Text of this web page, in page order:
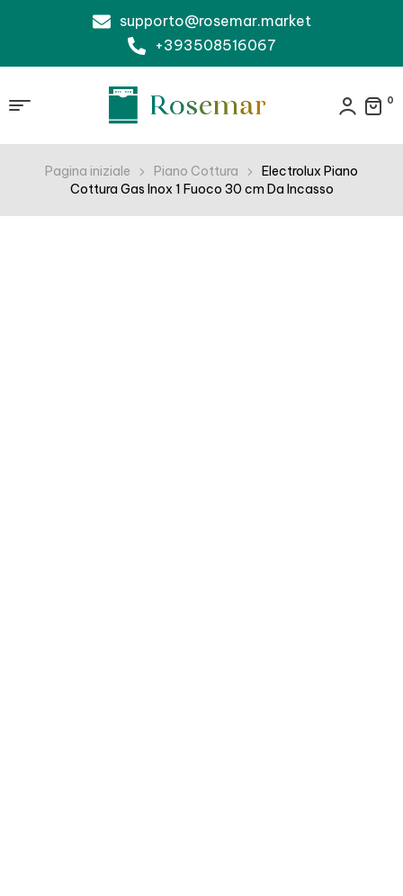
supporto@rosemar.market
+393508516067
0
Pagina iniziale Piano Cottura
Electrolux Piano
Cottura Gas Inox 1 Fuoco 30 cm Da Incasso